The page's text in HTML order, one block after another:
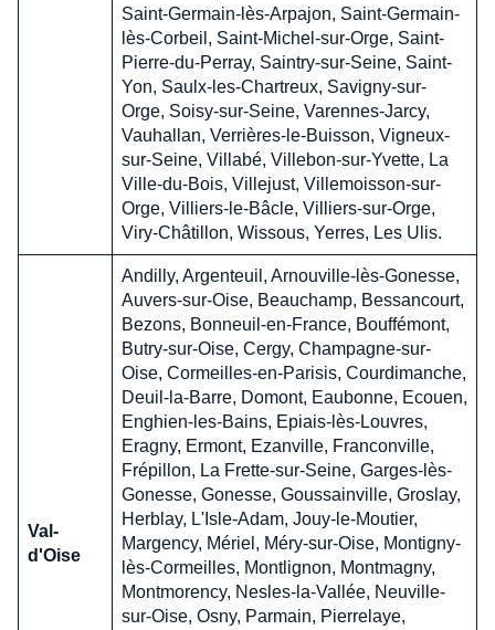
Saint-Germain-lès-Arpajon, Saint-Germain-
lès-Corbeil, Saint-Michel-sur-Orge, Saint-
Pierre-du-Perray, Saintry-sur-Seine, Saint-
Yon, Saulx-les-Chartreux, Savigny-sur-
Orge, Soisy-sur-Seine, Varennes-Jarcy,
Vauhallan, Verrières-le-Buisson, Vigneux-
sur-Seine, Villabé, Villebon-sur-Yvette, La
Ville-du-Bois, Villejust, Villemoisson-sur-
Orge, Villiers-le-Bâcle, Villiers-sur-Orge,
Viry-Châtillon, Wissous, Yerres, Les Ulis.
Val-
d'Oise
Andilly, Argenteuil, Arnouville-lès-Gonesse,
Auvers-sur-Oise, Beauchamp, Bessancourt,
Bezons, Bonneuil-en-France, Bouffémont,
Butry-sur-Oise, Cergy, Champagne-sur-
Oise, Cormeilles-en-Parisis, Courdimanche,
Deuil-la-Barre, Domont, Eaubonne, Ecouen,
Enghien-les-Bains, Epiais-lès-Louvres,
Eragny, Ermont, Ezanville, Franconville,
Frépillon, La Frette-sur-Seine, Garges-lès-
Gonesse, Gonesse, Goussainville, Groslay,
Herblay, L'Isle-Adam, Jouy-le-Moutier,
Margency, Mériel, Méry-sur-Oise, Montigny-
lès-Cormeilles, Montlignon, Montmagny,
Montmorency, Nesles-la-Vallée, Neuville-
sur-Oise, Osny, Parmain, Pierrelaye,